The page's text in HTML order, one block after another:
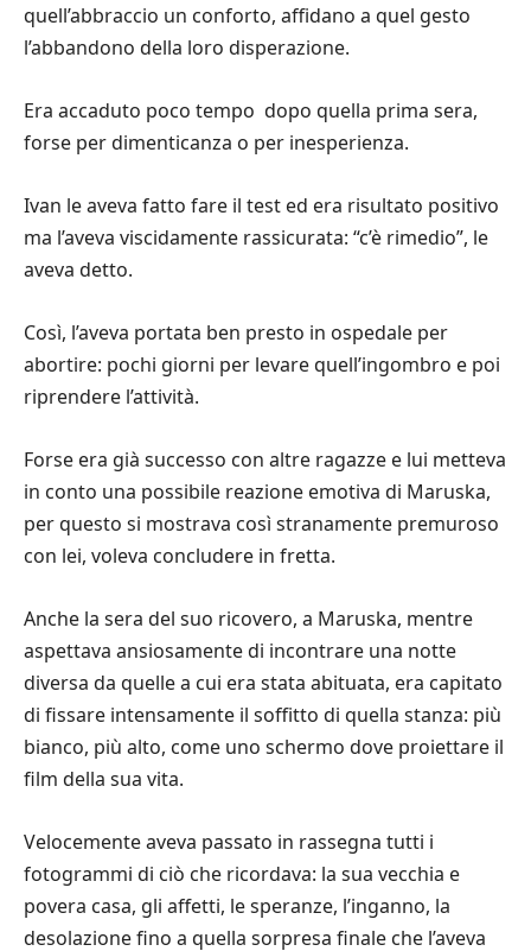
quell’abbraccio un conforto, affidano a quel gesto
l’abbandono della loro disperazione.
Era accaduto poco tempo dopo quella prima sera,
forse per dimenticanza o per inesperienza.
Ivan le aveva fatto fare il test ed era risultato positivo
ma l’aveva viscidamente rassicurata: “c’è rimedio”, le
aveva detto.
Così, l’aveva portata ben presto in ospedale per
abortire: pochi giorni per levare quell’ingombro e poi
riprendere l’attività.
Forse era già successo con altre ragazze e lui metteva
in conto una possibile reazione emotiva di Maruska,
per questo si mostrava così stranamente premuroso
con lei, voleva concludere in fretta.
Anche la sera del suo ricovero, a Maruska, mentre
aspettava ansiosamente di incontrare una notte
diversa da quelle a cui era stata abituata, era capitato
di fissare intensamente il soffitto di quella stanza: più
bianco, più alto, come uno schermo dove proiettare il
film della sua vita.
Velocemente aveva passato in rassegna tutti i
fotogrammi di ciò che ricordava: la sua vecchia e
povera casa, gli affetti, le speranze, l’inganno, la
desolazione fino a quella sorpresa finale che l’aveva